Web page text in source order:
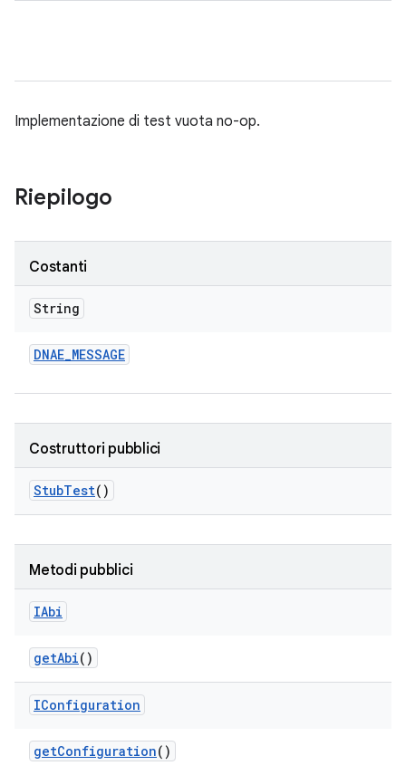
Implementazione di test vuota no-op.
Riepilogo
Costanti
String
DNAE_MESSAGE
Costruttori pubblici
StubTest()
Metodi pubblici
IAbi
getAbi()
IConfiguration
getConfiguration()